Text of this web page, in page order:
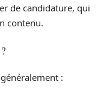
de candidature, qui
contenu.
: